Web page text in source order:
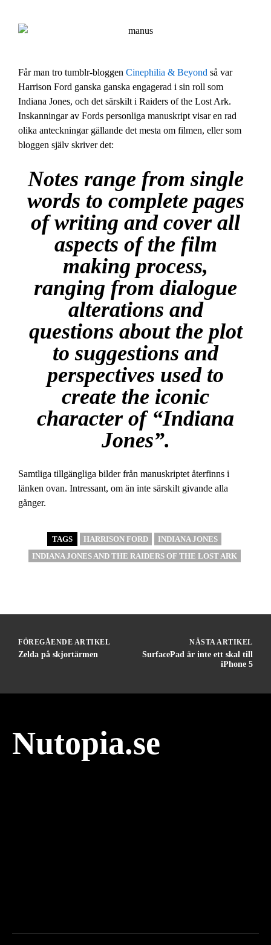
Får man tro tumblr-bloggen Cinephilia & Beyond så var
Harrison Ford ganska ganska engagerad i sin roll som
Indiana Jones, och det särskilt i Raiders of the Lost Ark.
Inskanningar av Fords personliga manuskript visar en rad
olika anteckningar gällande det mesta om filmen, eller som
bloggen själv skriver det:
Notes range from single
words to complete pages
of writing and cover all
aspects of the film
making process,
ranging from dialogue
alterations and
questions about the plot
to suggestions and
perspectives used to
create the iconic
character of “Indiana
Jones”.
Samtliga tillgängliga bilder från manuskriptet återfinns i
länken ovan. Intressant, om än inte särskilt givande alla
gånger.
TAGS HARRISON FORD
INDIANA JONES
INDIANA JONES AND THE RAIDERS OF THE LOST ARK
FÖREGÅENDE ARTIKEL
Zelda på skjortärmen
NÄSTA ARTIKEL
SurfacePad är inte ett skal till
iPhone 5
Nutopia.se